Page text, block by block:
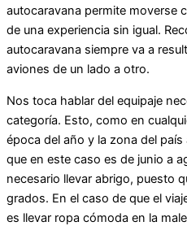
autocaravana permite moverse
de una experiencia sin igual.
autocaravana siempre va a
aviones de un lado a otro.
Nos toca hablar del equipaje
categoría. Esto, como en
época del año y la zona del país
que en este caso es de junio a
necesario llevar abrigo, puesto
grados. En el caso de que el
es llevar ropa cómoda en la